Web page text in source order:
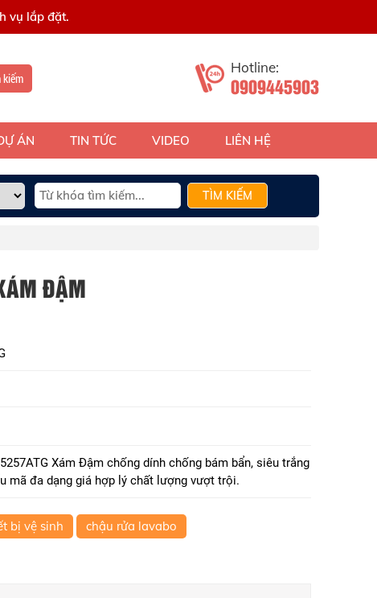
vụ lắp đặt.
kiếm
Hotline:
0909445903
ÁN TIN TỨC VIDEO LIÊN HỆ
TÌM KIẾM
ĐẬM
Xám Đậm chống dính chống bám bẩn, siêu trắng
mã đa dạng giá hợp lý chất lượng vượt trội.
bị vệ sinh
chậu rửa lavabo